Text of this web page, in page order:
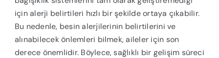
için alerji belirtileri hızlı bir şekilde ortaya çıkabilir.
Bu nedenle, besin alerjilerinin belirtilerini ve
alınabilecek önlemleri bilmek, aileler için son
derece önemlidir. Böylece, sağlıklı bir gelişim süreci